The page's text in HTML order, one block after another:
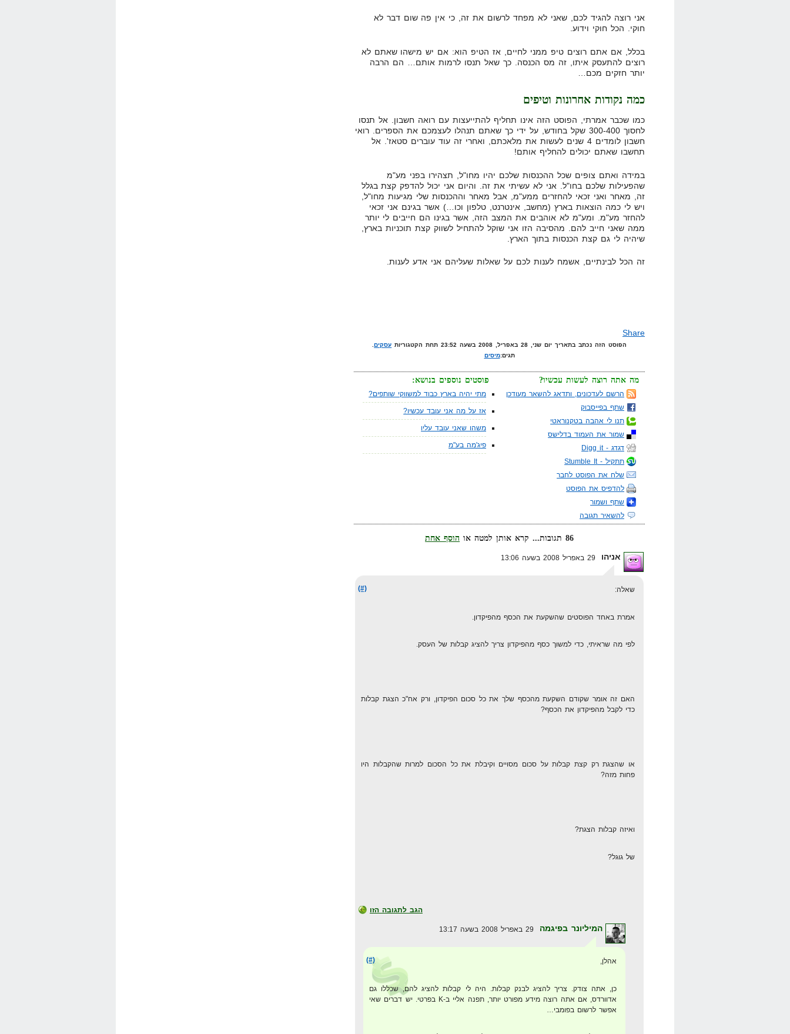
אני רוצה להגיד לכם, שאני לא מפחד לרשום את זה, כי אין פה שום דבר לא
חוקי. הכל חוקי וידוע.
בכלל, אם אתם רוצים טיפ ממני לחיים, אז הטיפ הוא: אם יש מישהו שאתם לא
רוצים להתעסק איתו, זה מס הכנסה. כך שאל תנסו לרמות אותם… הם הרבה
יותר חזקים מכם…
כמה נקודות אחרונות וטיפים
כמו שכבר אמרתי, הפוסט הזה אינו תחליף להתייעצות עם רואה חשבון. אל תנסו
לחסוך 300-400 שקל בחודש, על ידי כך שאתם תנהלו לעצמכם את הספרים. רואי
חשבון לומדים 4 שנים לעשות את מלאכתם, ואחרי זה עוד עוברים סטאז'. אל
תחשבו שאתם יכולים להחליף אותם!
במידה ואתם צופים שכל ההכנסות שלכם יהיו מחו"ל, תצהירו בפני מע"מ
שהפעילות שלכם בחו"ל. אני לא עשיתי את זה. והיום אני יכול להדפק קצת בגלל
זה, מאחר ואני זכאי להחזרים ממע"מ, אבל מאחר וההכנסות שלי מגיעות מחו"ל,
ויש לי כמה הוצאות בארץ (מחשב, אינטרנט, טלפון וכו…) אשר בגינם אני זכאי
להחזר מע"מ. ומע"מ לא אוהבים את המצב הזה, אשר בגינו הם חייבים לי יותר
ממה שאני חייב להם. מהסיבה הזו אני שוקל להתחיל לשווק קצת תוכניות בארץ,
שיהיה לי גם קצת הכנסות בתוך הארץ.
זה הכל לבינתיים, אשמח לענות לכם על שאלות שעליהם אני אדע לענות.
Share
הפוסט הזה נכתב בתאריך יום שני, 28 באפריל, 2008 בשעה 23:52 תחת הקטגוריות עסקים.
תגים:מיסים
פוסטים נוספים בנושא:
מתי יהיה בארץ כבוד למשווקי שותפים?
אז על מה אני עובד עכשיו?
משהו שאני עובד עליו
פיג'מה בע"מ
מה אתה רוצה לעשות עכשיו?
הרשם לעדכונים, ותדאג להשאר מעודכן
שתף בפייסבוק
תנו לי אהבה בטקנוראטי
שמור את העמוד בדלישס
דגדג - Digg it
תתקיל - Stumble It
שלח את הפוסט לחבר
להדפיס את הפוסט
שתף ושמור
להשאיר תגובה
86 תגובות... קרא אותן למטה או
הוסף אחת
אניהו
(#) שאלה:
אמרת באחד הפוסטים שהשקעת את הכסף מהפיקדון.
לפי מה שראיתי, כדי למשוך כסף מהפיקדון צריך להציג קבלות של העסק.
האם זה אומר שקודם השקעת מהכסף שלך את כל סכום הפיקדון, ורק אח"כ הצגת קבלות
כדי לקבל מהפיקדון את הכסף?
או שהצגת רק קצת קבלות על סכום מסויים וקיבלת את כל הסכום למרות שהקבלות היו
פחות מזה?
ואיזה קבלות הצגת?
של גוגל?
הגב לתגובה הזו
המיליונר בפיגמה
(#) אהלן,
כן, אתה צודק. צריך להציג לבנק קבלות. היה לי קבלות להציג להם, שכללו גם
אדוורדס, אם אתה רוצה מידע מפורט יותר, תפנה אליי ב-K בפרטי. יש דברים שאי
אפשר לרשום בפומבי…